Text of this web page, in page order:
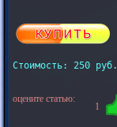
Стоимость: 250 руб.
оцените статью:
1